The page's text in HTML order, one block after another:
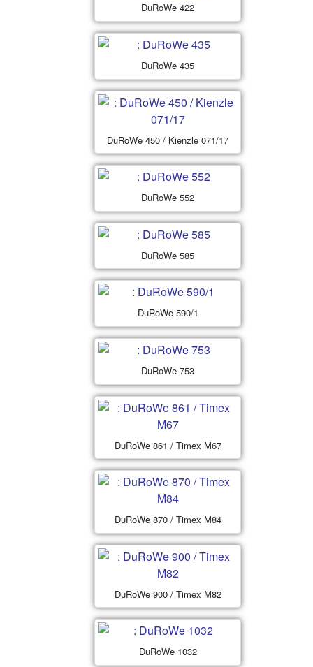
DuRoWe 422
DuRoWe 435
DuRoWe 450 / Kienzle 071/17
DuRoWe 552
DuRoWe 585
DuRoWe 590/1
DuRoWe 753
DuRoWe 861 / Timex M67
DuRoWe 870 / Timex M84
DuRoWe 900 / Timex M82
DuRoWe 1032